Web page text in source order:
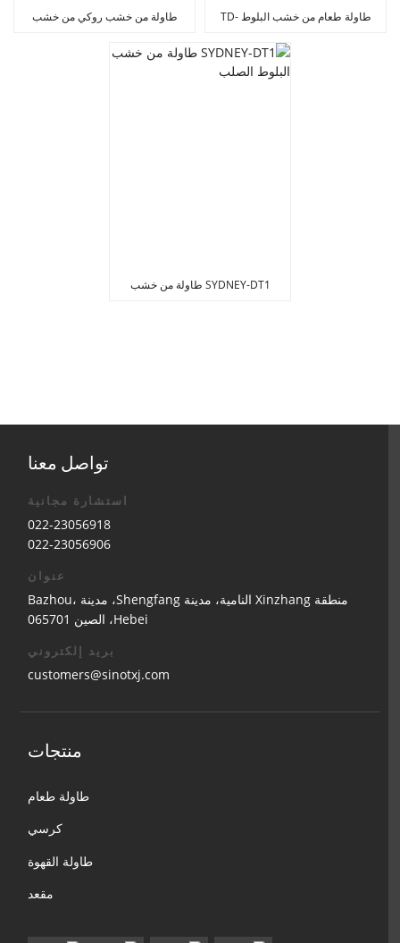
طاولة طعام من خشب البلوط TD-
طاولة من خشب روكي من خشب
SYDNEY-DT1 طاولة من خشب
تواصل معنا
استشارة مجانية
022-23056918
022-23056906
عنوان
منطقة Xinzhang النامية، مدينة Shengfang، مدينة Bazhou،
Hebei، الصين 065701
بريد إلكتروني
customers@sinotxj.com
منتجات
طاولة طعام
كرسي
طاولة القهوة
مقعد